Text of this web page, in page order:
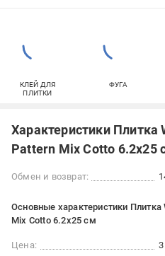
КЛЕЙ ДЛЯ
ПЛИТКИ
ФУГА
Характеристики Плитка
Pattern Mix Cotto 6.2x25
Обмен и возврат:
Основные характеристики Плитка
Mix Cotto 6.2x25 см
Цена: